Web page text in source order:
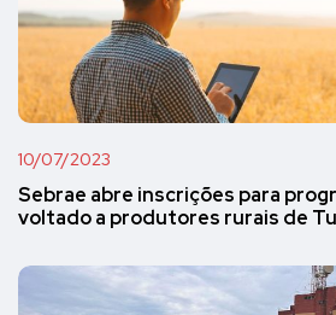
10/07/2023
Sebrae abre inscrições para
voltado a produtores rurais de